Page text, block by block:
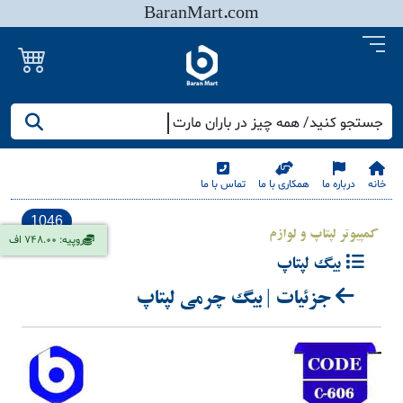
BaranMart.com
جستجو کنید/ همه چیز در باران مارت
خانه درباره ما همکاری با ما تماس با ما
روپیه: 748.00 اف
1046
کمپیوتر لپتاپ و لوازم
بیگ لپتاپ
جزئیات | بیگ چرمی لپتاپ